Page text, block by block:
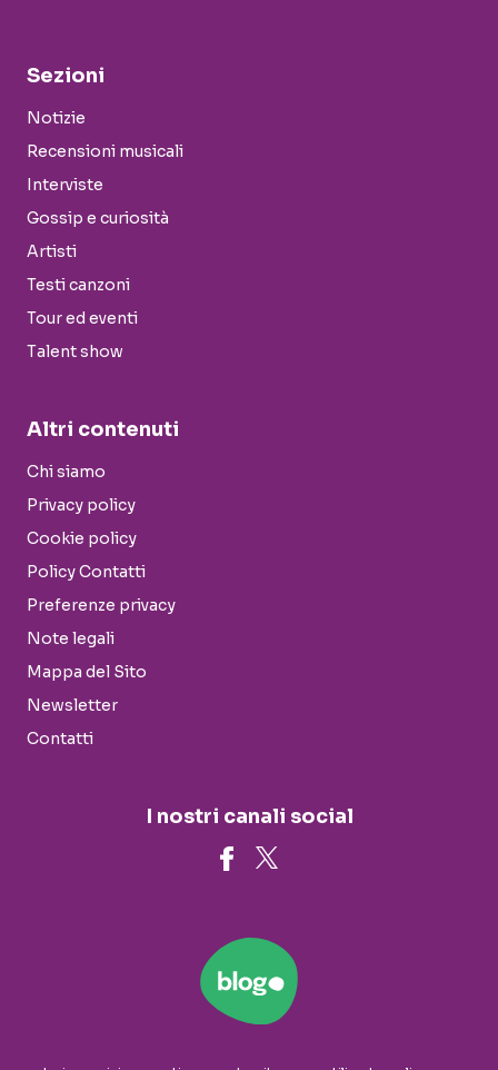
Sezioni
Notizie
Recensioni musicali
Interviste
Gossip e curiosità
Artisti
Testi canzoni
Tour ed eventi
Talent show
Altri contenuti
Chi siamo
Privacy policy
Cookie policy
Policy Contatti
Preferenze privacy
Note legali
Mappa del Sito
Newsletter
Contatti
I nostri canali social